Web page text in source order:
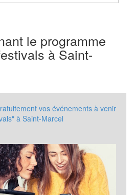
le programme
à Saint-
vos événements à venir
à Saint-Marcel